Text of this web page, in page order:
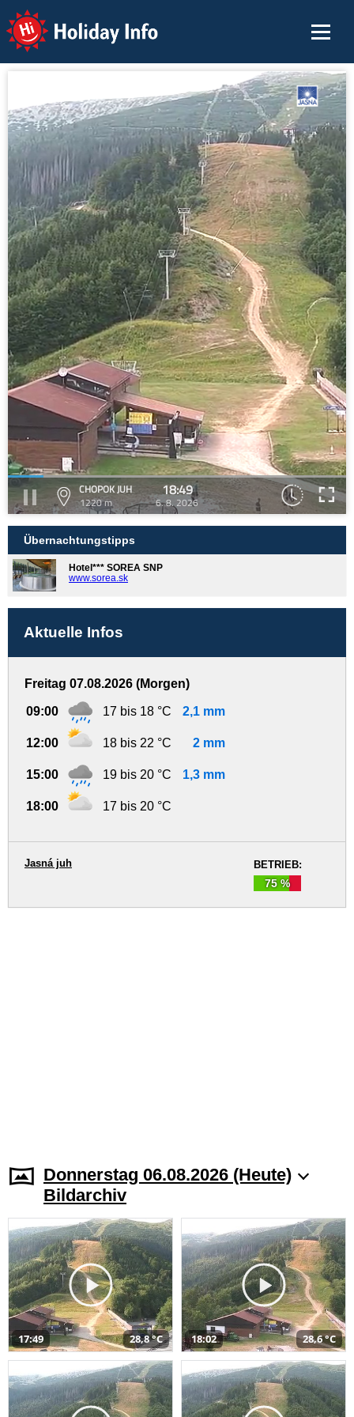
Holiday Info
CHOPOK JUH
1220 m
18:49
6. 8. 2026
Übernachtungstipps
Hotel*** SOREA SNP
www.sorea.sk
Aktuelle Infos
Freitag 07.08.2026 (Morgen)
09:00 17 bis 18 °C 2,1 mm
12:00 18 bis 22 °C 2 mm
15:00 19 bis 20 °C 1,3 mm
18:00 17 bis 20 °C
BETRIEB:
75 %
Jasná juh
Donnerstag 06.08.2026 (Heute)
Bildarchiv
17:49 28,8 °C 18:02 28,6 °C